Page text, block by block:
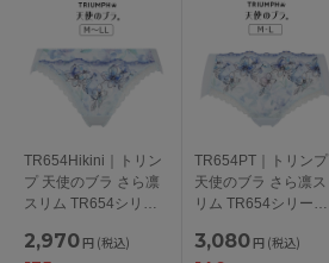
TR654Hikini｜トリン
プ 天使のブラ さら凛
スリム TR654シリー
ーツ M/L/LL
2,970 円 (税込)
TR654PT｜トリンプ
天使のブラ さら凛ス
リム TR654シリーズ
ツ M/L
3,080 円 (税込)